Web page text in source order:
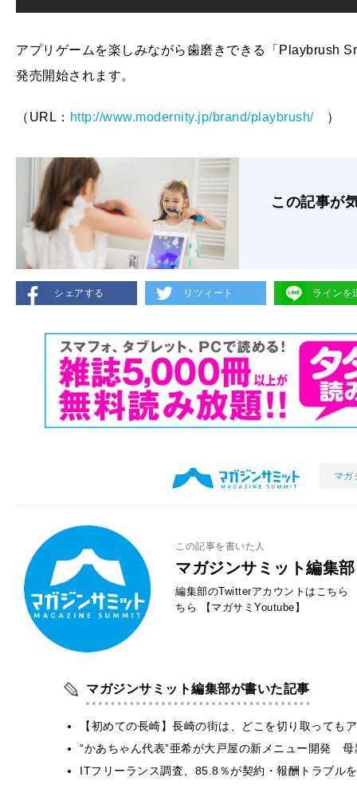
アプリゲームを楽しみながら歯磨きできる「Playbrush
発売開始されます。
（URL： http://www.modernity.jp/brand/playbrush/）
この記事が
シェアする リツィート ラインを
マガ
この記事を書いた人
マガジンサミット編集部
編集部のTwitterアカウントはこちら
ちら
【マガサミYoutube】
マガジンサミット編集部が書いた記事
【初めての長崎】長崎の街は、どこを切り取って
“かあちゃん代表”亜希が大戸屋の新メニュー開発
ITフリーランス調査、85.8％が契約・報酬トラブ